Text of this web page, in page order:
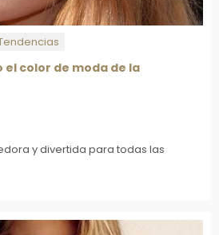
color de moda de la
y divertida para todas las